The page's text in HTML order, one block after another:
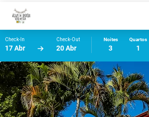
Check-In
17 Abr
Check-Out
20 Abr
Noites
3
Quartos
1